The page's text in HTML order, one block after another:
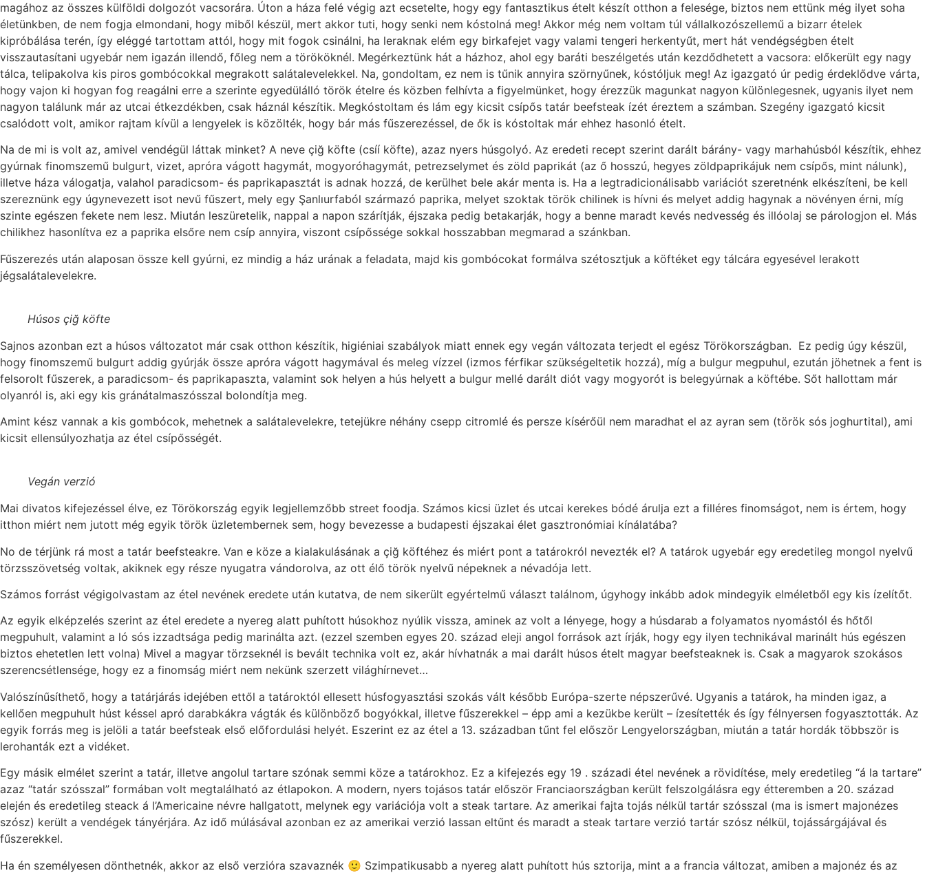
magához az összes külföldi dolgozót vacsorára. Úton a háza felé végig azt ecsetelte, hogy egy fantasztikus ételt készít otthon a felesége, biztos nem ettünk még ilyet soha
életünkben, de nem fogja elmondani, hogy miből készül, mert akkor tuti, hogy senki nem kóstolná meg! Akkor még nem voltam túl vállalkozószellemű a bizarr ételek
kipróbálása terén, így eléggé tartottam attól, hogy mit fogok csinálni, ha leraknak elém egy birkafejet vagy valami tengeri herkentyűt, mert hát vendégségben ételt
visszautasítani ugyebár nem igazán illendő, főleg nem a törököknél. Megérkeztünk hát a házhoz, ahol egy baráti beszélgetés után kezdődhetett a vacsora: előkerült egy nagy
tálca, telipakolva kis piros gombócokkal megrakott salátalevelekkel. Na, gondoltam, ez nem is tűnik annyira szörnyűnek, kóstóljuk meg! Az igazgató úr pedig érdeklődve várta,
hogy vajon ki hogyan fog reagálni erre a szerinte egyedülálló török ételre és közben felhívta a figyelmünket, hogy érezzük magunkat nagyon különlegesnek, ugyanis ilyet nem
nagyon találunk már az utcai étkezdékben, csak háznál készítik. Megkóstoltam és lám egy kicsit csípős tatár beefsteak ízét éreztem a számban. Szegény igazgató kicsit
csalódott volt, amikor rajtam kívül a lengyelek is közölték, hogy bár más fűszerezéssel, de ők is kóstoltak már ehhez hasonló ételt.
Na de mi is volt az, amivel vendégül láttak minket? A neve çiğ köfte (csíí köfte), azaz nyers húsgolyó. Az eredeti recept szerint darált bárány- vagy marhahúsból készítik, ehhez
gyúrnak finomszemű bulgurt, vizet, apróra vágott hagymát, mogyoróhagymát, petrezselymet és zöld paprikát (az ő hosszú, hegyes zöldpaprikájuk nem csípős, mint nálunk),
illetve háza válogatja, valahol paradicsom- és paprikapasztát is adnak hozzá, de kerülhet bele akár menta is. Ha a legtradicionálisabb variációt szeretnénk elkészíteni, be kell
szereznünk egy úgynevezett isot nevű fűszert, mely egy Şanlıurfaból származó paprika, melyet szoktak török chilinek is hívni és melyet addig hagynak a növényen érni, míg
szinte egészen fekete nem lesz. Miután leszüretelik, nappal a napon szárítják, éjszaka pedig betakarják, hogy a benne maradt kevés nedvesség és illóolaj se párologjon el. Más
chilikhez hasonlítva ez a paprika elsőre nem csíp annyira, viszont csípőssége sokkal hosszabban megmarad a szánkban.
Fűszerezés után alaposan össze kell gyúrni, ez mindig a ház urának a feladata, majd kis gombócokat formálva szétosztjuk a köftéket egy tálcára egyesével lerakott
jégsalátalevelekre.
Húsos çiğ köfte
Sajnos azonban ezt a húsos változatot már csak otthon készítik, higiéniai szabályok miatt ennek egy vegán változata terjedt el egész Törökországban. Ez pedig úgy készül,
hogy finomszemű bulgurt addig gyúrják össze apróra vágott hagymával és meleg vízzel (izmos férfikar szükségeltetik hozzá), míg a bulgur megpuhul, ezután jöhetnek a fent is
felsorolt fűszerek, a paradicsom- és paprikapaszta, valamint sok helyen a hús helyett a bulgur mellé darált diót vagy mogyorót is belegyúrnak a köftébe. Sőt hallottam már
olyanról is, aki egy kis gránátalmaszósszal bolondítja meg.
Amint kész vannak a kis gombócok, mehetnek a salátalevelekre, tetejükre néhány csepp citromlé és persze kísérőül nem maradhat el az ayran sem (török sós joghurtital), ami
kicsit ellensúlyozhatja az étel csípősségét.
Vegán verzió
Mai divatos kifejezéssel élve, ez Törökország egyik legjellemzőbb street foodja. Számos kicsi üzlet és utcai kerekes bódé árulja ezt a filléres finomságot, nem is értem, hogy
itthon miért nem jutott még egyik török üzletembernek sem, hogy bevezesse a budapesti éjszakai élet gasztronómiai kínálatába?
No de térjünk rá most a tatár beefsteakre. Van e köze a kialakulásának a çiğ köftéhez és miért pont a tatárokról nevezték el? A tatárok ugyebár egy eredetileg mongol nyelvű
törzsszövetség voltak, akiknek egy része nyugatra vándorolva, az ott élő török nyelvű népeknek a névadója lett.
Számos forrást végigolvastam az étel nevének eredete után kutatva, de nem sikerült egyértelmű választ találnom, úgyhogy inkább adok mindegyik elméletből egy kis ízelítőt.
Az egyik elképzelés szerint az étel eredete a nyereg alatt puhított húsokhoz nyúlik vissza, aminek az volt a lényege, hogy a húsdarab a folyamatos nyomástól és hőtől
megpuhult, valamint a ló sós izzadtsága pedig marinálta azt. (ezzel szemben egyes 20. század eleji angol források azt írják, hogy egy ilyen technikával marinált hús egészen
biztos ehetetlen lett volna) Mivel a magyar törzseknél is bevált technika volt ez, akár hívhatnák a mai darált húsos ételt magyar beefsteaknek is. Csak a magyarok szokásos
szerencsétlensége, hogy ez a finomság miért nem nekünk szerzett világhírnevet…
Valószínűsíthető, hogy a tatárjárás idejében ettől a tatároktól ellesett húsfogyasztási szokás vált később Európa-szerte népszerűvé. Ugyanis a tatárok, ha minden igaz, a
kellően megpuhult húst késsel apró darabkákra vágták és különböző bogyókkal, illetve fűszerekkel – épp ami a kezükbe került – ízesítették és így félnyersen fogyasztották. Az
egyik forrás meg is jelöli a tatár beefsteak első előfordulási helyét. Eszerint ez az étel a 13. században tűnt fel először Lengyelországban, miután a tatár hordák többször is
lerohanták ezt a vidéket.
Egy másik elmélet szerint a tatár, illetve angolul tartare szónak semmi köze a tatárokhoz. Ez a kifejezés egy 19 . századi étel nevének a rövidítése, mely eredetileg “á la tartare”
azaz “tatár szósszal” formában volt megtalálható az étlapokon. A modern, nyers tojásos tatár először Franciaországban került felszolgálásra egy étteremben a 20. század
elején és eredetileg steack á l’Americaine névre hallgatott, melynek egy variációja volt a steak tartare. Az amerikai fajta tojás nélkül tartár szósszal (ma is ismert majonézes
szósz) került a vendégek tányérjára. Az idő múlásával azonban ez az amerikai verzió lassan eltűnt és maradt a steak tartare verzió tartár szósz nélkül, tojássárgájával és
fűszerekkel.
Ha én személyesen dönthetnék, akkor az első verzióra szavaznék 🙂 Szimpatikusabb a nyereg alatt puhított hús sztorija, mint a a francia változat, amiben a majonéz és az